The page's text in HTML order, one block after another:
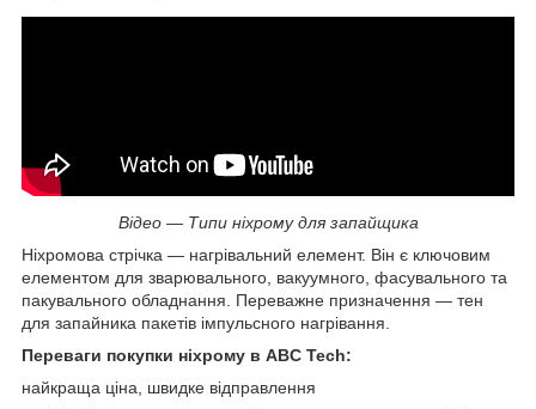
Відео — Типи ніхрому для запайщика
Ніхромова стрічка — нагрівальний елемент. Він є ключовим
елементом для зварювального, вакуумного, фасувального та
пакувального обладнання. Переважне призначення — тен
для запайника пакетів імпульсного нагрівання.
Переваги покупки ніхрому в ABC Tech:
найкраща ціна, швидке відправлення